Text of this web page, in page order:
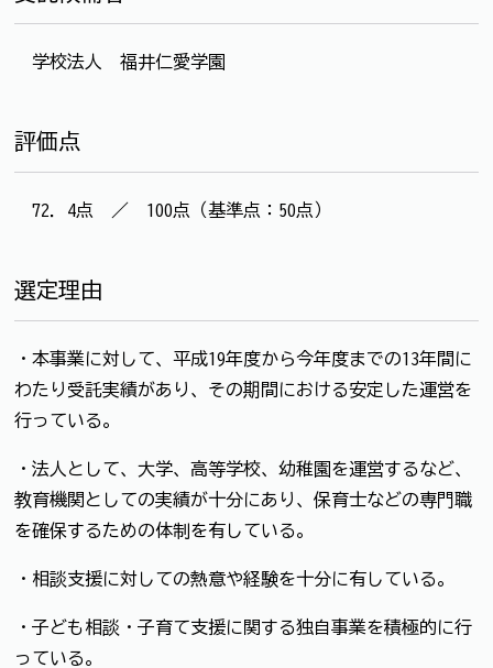
学校法人 福井仁愛学園
評価点
72．4点 ／ 100点（基準点：50点）
選定理由
・本事業に対して、平成19年度から今年度までの13年間に
わたり受託実績があり、その期間における安定した運営を
行っている。
・法人として、大学、高等学校、幼稚園を運営するなど、
教育機関としての実績が十分にあり、保育士などの専門職
を確保するための体制を有している。
・相談支援に対しての熱意や経験を十分に有している。
・子ども相談・子育て支援に関する独自事業を積極的に行
っている。